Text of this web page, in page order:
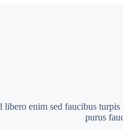
libero enim sed faucibus
purus